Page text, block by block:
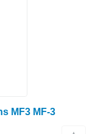
MF3 MF-3